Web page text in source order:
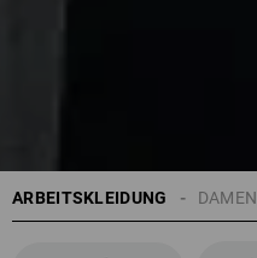
ARBEITSKLEIDUNG DAMEN